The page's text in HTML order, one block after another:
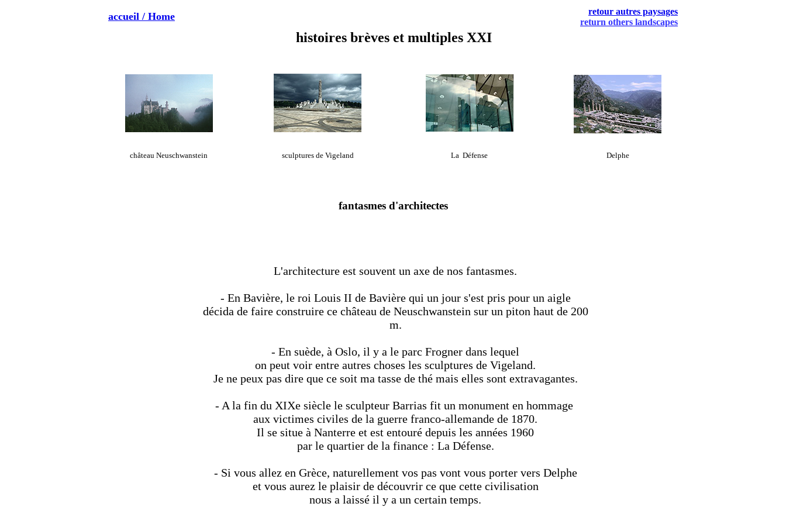
accueil / Home
retour autres paysages
return others landscapes
histoires brèves et multiples XXI
château Neuschwanstein sculptures de Vigeland La Défense Delphe
fantasmes d'architectes
L'architecture est souvent un axe de nos fantasmes.
- En Bavière, le roi Louis II de Bavière qui un jour s'est pris pour un aigle
décida de faire construire ce château de Neuschwanstein sur un piton haut de 200
m.
- En suède, à Oslo, il y a le parc Frogner dans lequel
on peut voir entre autres choses les sculptures de Vigeland.
Je ne peux pas dire que ce soit ma tasse de thé mais elles sont extravagantes.
- A la fin du XIXe siècle le sculpteur Barrias fit un monument en hommage
aux victimes civiles de la guerre franco-allemande de 1870.
Il se situe à Nanterre et est entouré depuis les années 1960
par le quartier de la finance : La Défense.
- Si vous allez en Grèce, naturellement vos pas vont vous porter vers Delphe
et vous aurez le plaisir de découvrir ce que cette civilisation
nous a laissé il y a un certain temps.